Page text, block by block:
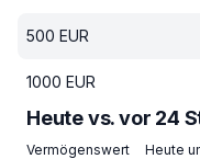
500 EUR
1000 EUR
Heute vs. vor 24
Vermögenswert Heute